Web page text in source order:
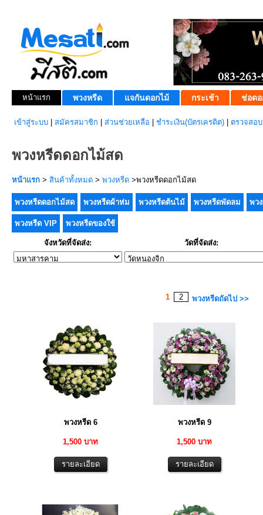
หน้าแรก พวงหรีด แจกันดอกไม้ กระเช้า ช่อดอ
เข้าสู่ระบบ สมัครสมาชิก ส่วนช่วยเหลือ ชำระเงิน(บัตรเครดิต) ตรวจสอ
พวงหรีดดอกไม้สด
หน้าแรก > สินค้าทั้งหมด > พวงหรีด >พวงหรีดดอกไม้สด
พวงหรีดดอกไม้สด พวงหรีดผ้าห่ม พวงหรีดต้นไม้ พวงหรีดพัดลม พว
พวงหรีด VIP พวงหรีดของใช้
จังหวัดที่จัดส่ง: วัดที่จัดส่ง:
1 2 พวงหรีดถัดไป >>
พวงหรีด 6
1,500 บาท
พวงหรีด 9
1,500 บาท